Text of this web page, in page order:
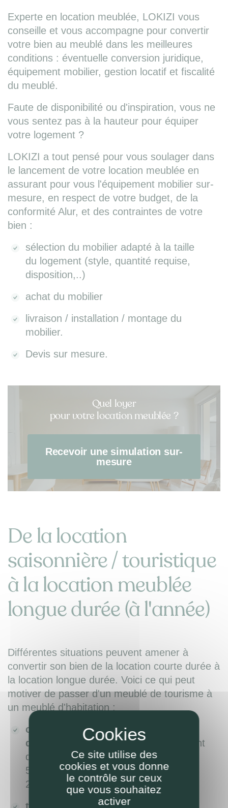
Experte en location meublée, LOKIZI vous
conseille et vous accompagne pour convertir
votre bien au meublé dans les meilleures
conditions : éventuelle conversion juridique,
équipement mobilier, gestion locatif et fiscalité
du meublé.
Faute de disponibilité ou d'inspiration, vous ne
vous sentez pas à la hauteur pour équiper
votre logement ?
LOKIZI a tout pensé pour vous soulager dans
le lancement de votre location meublée en
assurant pour vous l'équipement mobilier sur-
mesure, en respect de votre budget, de la
conformité Alur, et des contraintes de votre
bien :
sélection du mobilier adapté à la taille
du logement (style, quantité requise,
disposition,..)
achat du mobilier
livraison / installation / montage du
mobilier.
Devis sur mesure.
Quel loyer
pour votre location meublée ?
Recevoir une simulation sur-
mesure
De la location
saisonnière / touristique
à la location meublée
longue durée (à l'année)
Différentes situations peuvent amener à
convertir son bien de la location courte durée à
la location longue durée. Voici ce qui peut
motiver de passer d'un meublé de tourisme à
un meublé d'habitation :
changement de fiscalité du meublé
de tourisme (Airbnb etc) :
abattement
du micro-BIC réduit à 30% (au lieu de
50%) à partir de 2024 (sur revenus
2023)
Ce site utilise des
cookies et vous donne
le contrôle sur ceux
que vous souhaitez
activer